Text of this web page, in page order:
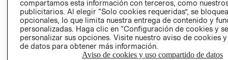
Chile ($)
compartamos esta información con terceros, como
publicitarios. Al elegir “Solo cookies requeridas”, se
opcionales, lo que limita nuestra entrega de contenido y
personalizadas. Haga clic en “Configuración de cookies y
personalizar sus opciones. Visite nuestro aviso de cookies
de datos para obtener más información.
Aviso de cookies y uso compartido de datos